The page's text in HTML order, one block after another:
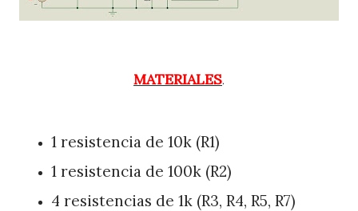
MATERIALES.
1 resistencia de 10k (R1)
1 resistencia de 100k (R2)
4 resistencias de 1k (R3, R4, R5, R7)